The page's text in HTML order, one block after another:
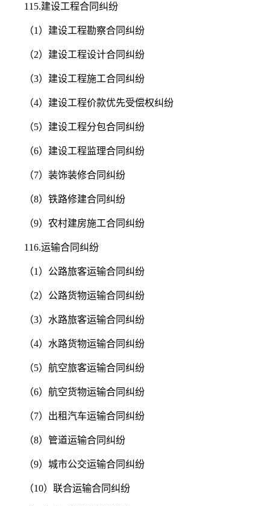
115.建设工程合同纠纷
（1）建设工程勘察合同纠纷
（2）建设工程设计合同纠纷
（3）建设工程施工合同纠纷
（4）建设工程价款优先受偿权纠纷
（5）建设工程分包合同纠纷
（6）建设工程监理合同纠纷
（7）装饰装修合同纠纷
（8）铁路修建合同纠纷
（9）农村建房施工合同纠纷
116.运输合同纠纷
（1）公路旅客运输合同纠纷
（2）公路货物运输合同纠纷
（3）水路旅客运输合同纠纷
（4）水路货物运输合同纠纷
（5）航空旅客运输合同纠纷
（6）航空货物运输合同纠纷
（7）出租汽车运输合同纠纷
（8）管道运输合同纠纷
（9）城市公交运输合同纠纷
（10）联合运输合同纠纷